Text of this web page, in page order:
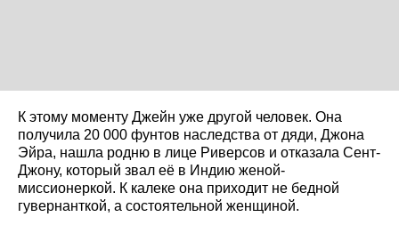
К этому моменту Джейн уже другой человек. Она
получила 20 000 фунтов наследства от дяди, Джона
Эйра, нашла родню в лице Риверсов и отказала Сент-
Джону, который звал её в Индию женой-
миссионеркой. К калеке она приходит не бедной
гувернанткой, а состоятельной женщиной.